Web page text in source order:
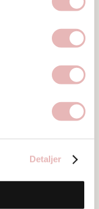
Detaljer